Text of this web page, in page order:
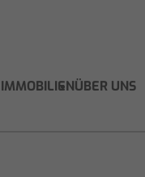
ÜBER UNS